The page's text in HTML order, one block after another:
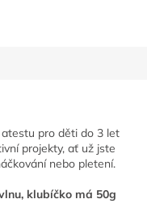
pro děti do 3 let
projekty, ať už jste
nebo pletení.
klubíčko má 50g